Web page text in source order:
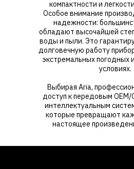
компактности и
Особое внимание
надежности:
обладают высочайшей
воды и пыли. Это
долговечную работу
экстремальных погодных
условиях.
Выбирая Aria,
доступ к передовым OEM/
интеллектуальным
которые превращают
настоящее